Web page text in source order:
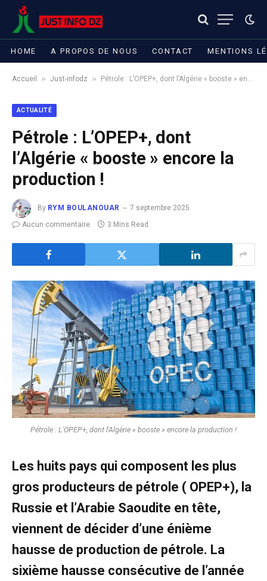
HOME A PROPOS DE NOUS CONTACT MENTIONS
Accueil » Just-infodz » Pétrole : L’OPEP+, dont l’Algérie « booste » encore la production !
ACTUALITÉ
Pétrole : L’OPEP+, dont
l’Algérie « booste » encore la
production !
By RYM BOULANOUAR
7 septembre 2025
Aucun commentaire
3 Mins Read
Pétrole : L'OPEP+, dont l'Algérie « booste » encore la production !
Les huits pays qui composent les plus
gros producteurs de pétrole ( OPEP+), la
Russie et l’Arabie Saoudite en tête,
viennent de décider d’une énième
hausse de production de pétrole. La
sixième hausse consécutive de l’année